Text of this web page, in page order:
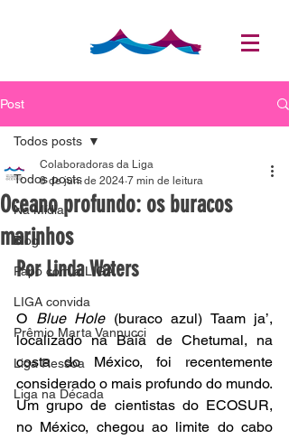
Post
Todos posts
Na Mídia
Blog
Papo com a LIGA
LIGA convida
Prêmio Marta Vannucci
Liga Ressoa
Liga na Década
Todos posts
Oceano profundo: os buracos
marinhos
Colaboradoras da Liga
8 de jun. de 2024 7 min de leitura
Por Linda Waters
O Blue Hole (buraco azul) Taam ja’,
localizado na Baía de Chetumal, na
costa do México, foi recentemente
considerado o mais profundo do mundo.
Um grupo de cientistas do ECOSUR,
no México, chegou ao limite do cabo